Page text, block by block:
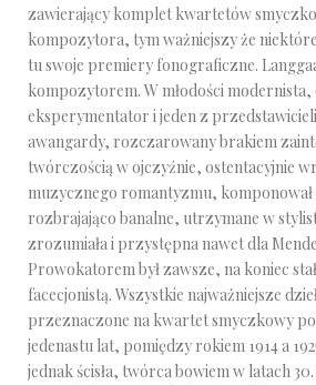
zawierający komplet kwartetów
kompozytora, tym ważniejszy że
tu swoje premiery fonograficzne.
kompozytorem. W młodości modernista,
eksperymentator i jeden z
awangardy, rozczarowany brakiem
twórczością w ojczyźnie, ostentacyjnie
muzycznego romantyzmu,
rozbrajająco banalne, utrzymane w
zrozumiała i przystępna nawet dla
Prowokatorem był zawsze, na koniec
facecjonistą. Wszystkie najważniejsze
przeznaczone na kwartet smyczkowy
jedenastu lat, pomiędzy rokiem 1914 a
jednak ścisła, twórca bowiem w latach